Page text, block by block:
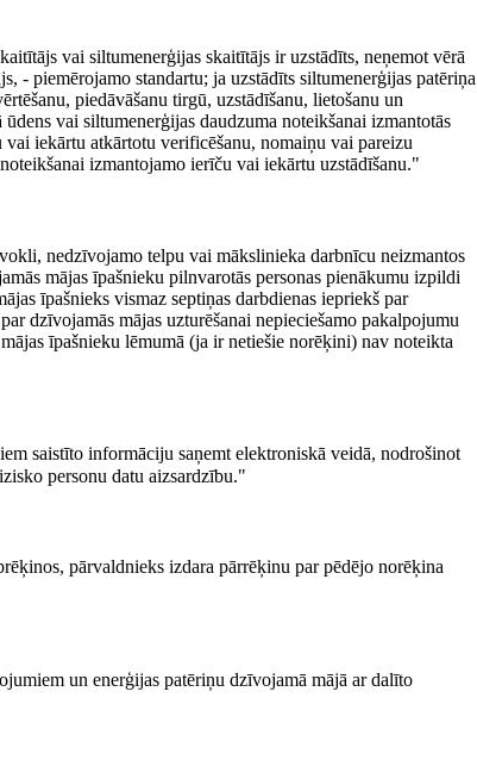
vai siltumenerģijas skaitītājs ir uzstādīts, neņemot vērā
- piemērojamo standartu; ja uzstādīts siltumenerģijas patēriņa
piedāvāšanu tirgū, uzstādīšanu, lietošanu un
vai siltumenerģijas daudzuma noteikšanai izmantotās
iekārtu atkārtotu verificēšanu, nomaiņu vai pareizu
izmantojamo ierīču vai iekārtu uzstādīšanu."
nedzīvojamo telpu vai mākslinieka darbnīcu neizmantos
mājas īpašnieku pilnvarotās personas pienākumu izpildi
īpašnieks vismaz septiņas darbdienas iepriekš par
dzīvojamās mājas uzturēšanai nepieciešamo pakalpojumu
īpašnieku lēmumā (ja ir netiešie norēķini) nav noteikta
saistīto informāciju saņemt elektroniskā veidā, nodrošinot
personu datu aizsardzību."
pārvaldnieks izdara pārrēķinu par pēdējo norēķina
un enerģijas patēriņu dzīvojamā mājā ar dalīto